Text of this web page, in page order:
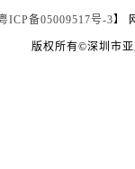
ICP备05009517号-3】
版权所有©深圳市